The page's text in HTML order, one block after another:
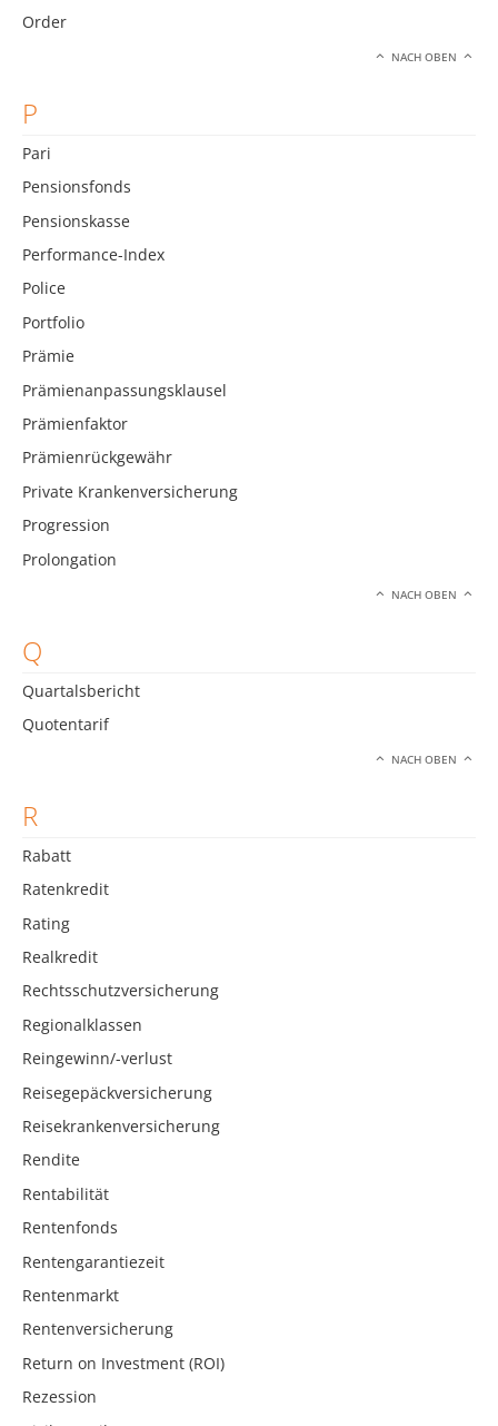
Order
NACH OBEN
P
Pari
Pensionsfonds
Pensionskasse
Performance-Index
Police
Portfolio
Prämie
Prämienanpassungsklausel
Prämienfaktor
Prämienrückgewähr
Private Krankenversicherung
Progression
Prolongation
NACH OBEN
Q
Quartalsbericht
Quotentarif
NACH OBEN
R
Rabatt
Ratenkredit
Rating
Realkredit
Rechtsschutzversicherung
Regionalklassen
Reingewinn/-verlust
Reisegepäckversicherung
Reisekrankenversicherung
Rendite
Rentabilität
Rentenfonds
Rentengarantiezeit
Rentenmarkt
Rentenversicherung
Return on Investment (ROI)
Rezession